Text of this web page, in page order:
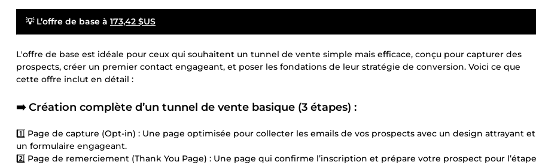
💡 L’offre de base à 173,42 $US
L'offre de base est idéale pour ceux qui souhaitent un tunnel de vente simple mais efficace, conçu pour capturer des
prospects, créer un premier contact engageant, et poser les fondations de leur stratégie de conversion. Voici ce que
cette offre inclut en détail :
➡️ Création complète d’un tunnel de vente basique (3 étapes) :
1️⃣ Page de capture (Opt-in) : Une page optimisée pour collecter les emails de vos prospects avec un design attrayant et
un formulaire engageant.
2️⃣ Page de remerciement (Thank You Page) : Une page qui confirme l’inscription et prépare votre prospect pour l’étape